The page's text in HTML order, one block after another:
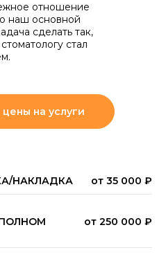
отношение
наш основной
сделать так,
стал
на услуги
НАКЛАДКА от 35 000 ₽
от 250 000 ₽